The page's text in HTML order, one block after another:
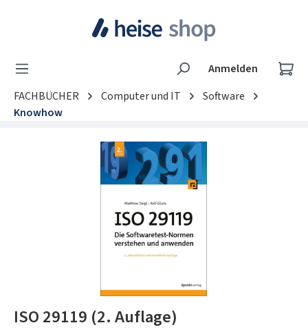
Zum Hauptinhalt springen
Anmelden
FACHBÜCHER
Computer und IT
Software
Knowhow
Bildergalerie überspringen
ISO 29119 (2. Auflage)